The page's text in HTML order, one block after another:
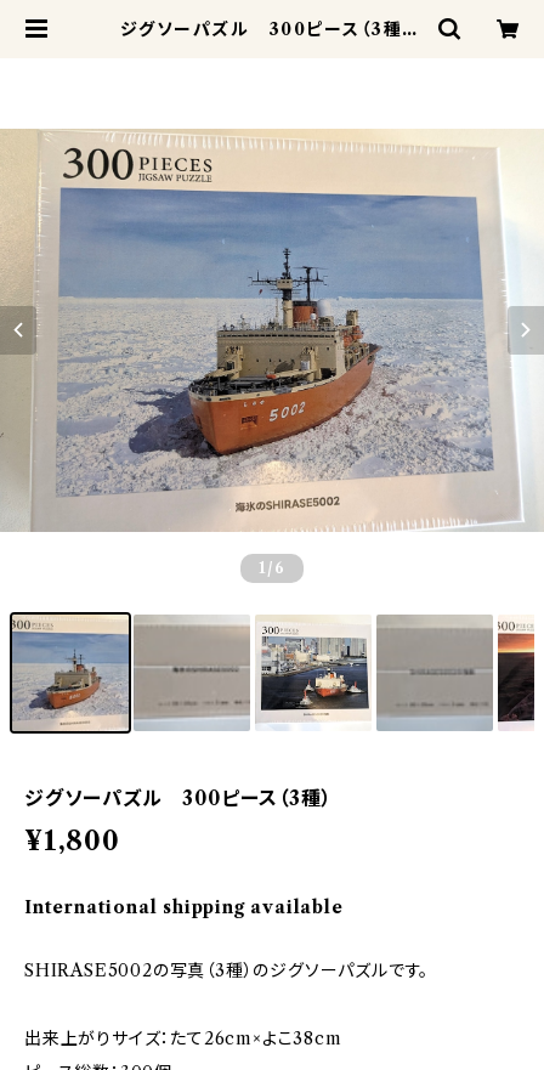
ジグソーパズル 300ピース（3種） |
1 /6
ジグソーパズル 300ピース（3種）
¥1,800
International shipping available
SHIRASE5002の写真（3種）のジグソーパズルです。
出来上がりサイズ：たて26cm×よこ38cm